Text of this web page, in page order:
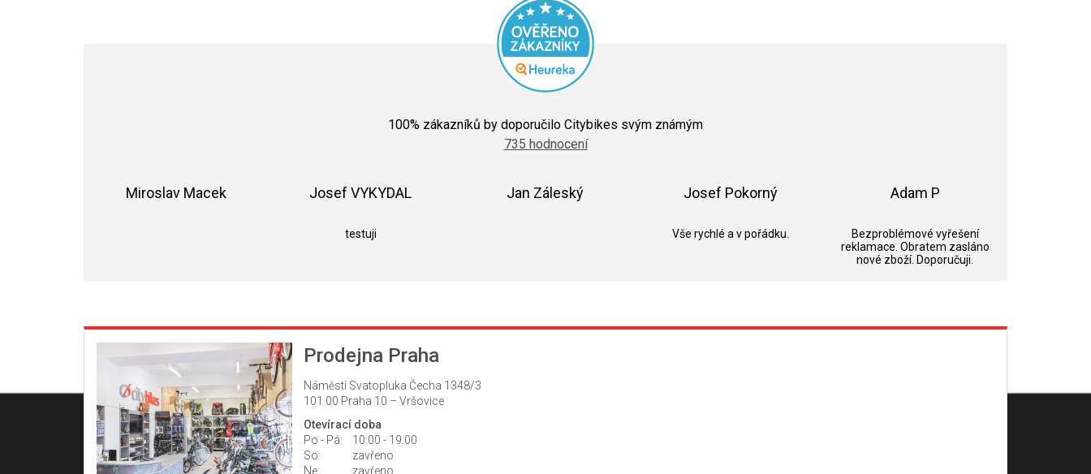
hodnocení
obchodu
je
5
hvězdiček.
100% zákazníků by doporučilo Citybikes svým známým
735 hodnocení
Miroslav Macek Josef VYKYDAL
testuji
Jan Záleský Josef Pokorný
Vše rychlé a v pořádku.
Adam P
Bezproblémové vyřešení
reklamace. Obratem zasláno
nové zboží. Doporučuji.
Prodejna Praha
Náměstí Svatopluka Čecha 1348/3
101 00 Praha 10 – Vršovice
Otevírací doba
Po - Pá:
10:00 - 19:00
So:
zavřeno
Ne:
zavřeno